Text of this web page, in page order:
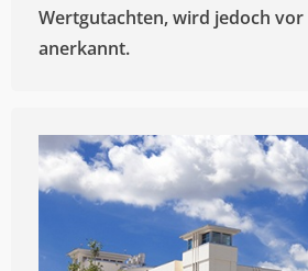
Wertgutachten, wird jedoch
anerkannt.